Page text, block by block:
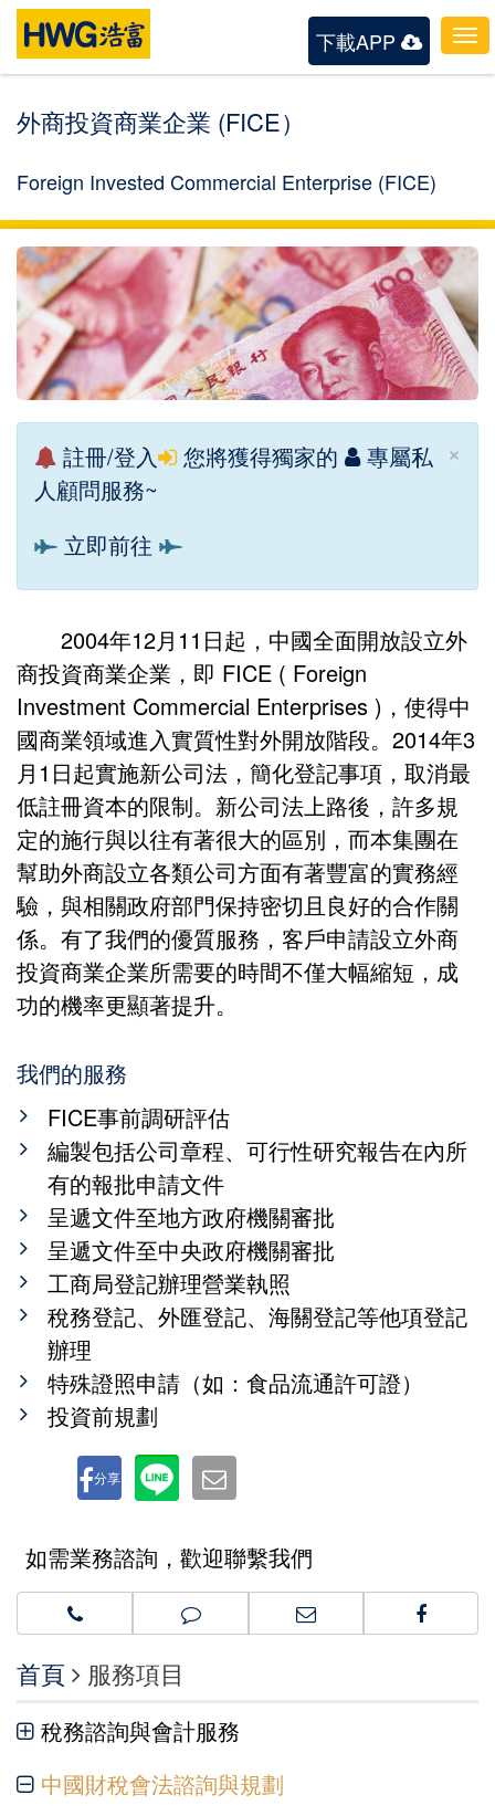
下載APP
外商投資商業企業 (FICE）
Foreign Invested Commercial Enterprise (FICE)
×
註冊/登入 您將獲得獨家的
專屬私
人顧問服務~
立即前往
2004年12月11日起，中國全面開放設立外
商投資商業企業，即 FICE ( Foreign
Investment Commercial Enterprises )，使得中
國商業領域進入實質性對外開放階段。2014年3
月1日起實施新公司法，簡化登記事項，取消最
低註冊資本的限制。新公司法上路後，許多規
定的施行與以往有著很大的區別，而本集團在
幫助外商設立各類公司方面有著豐富的實務經
驗，與相關政府部門保持密切且良好的合作關
係。有了我們的優質服務，客戶申請設立外商
投資商業企業所需要的時間不僅大幅縮短，成
功的機率更顯著提升。
我們的服務
FICE事前調研評估
編製包括公司章程、可行性研究報告在內所
有的報批申請文件
呈遞文件至地方政府機關審批
呈遞文件至中央政府機關審批
工商局登記辦理營業執照
稅務登記、外匯登記、海關登記等他項登記
辦理
特殊證照申請（如：食品流通許可證）
投資前規劃
分享
如需業務諮詢，歡迎聯繫我們
首頁 服務項目
稅務諮詢與會計服務
中國財稅會法諮詢與規劃